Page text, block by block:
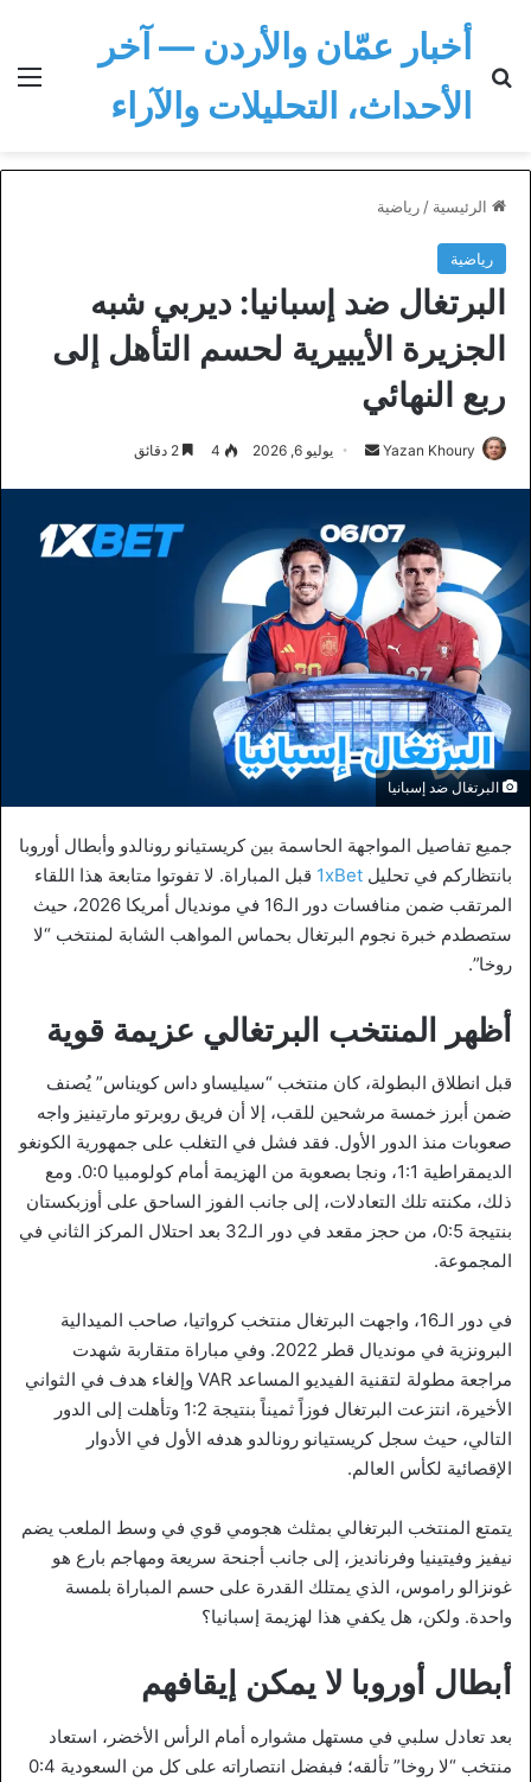
أخبار عمّان والأردن — آخر
الأحداث، التحليلات والآراء
الرئيسية / رياضية
رياضية
البرتغال ضد إسبانيا: ديربي شبه
الجزيرة الأيبيرية لحسم التأهل إلى
ربع النهائي
Yazan Khoury
أرسل يوليو 6, 2026 4
البرتغال ضد إسبانيا
جميع تفاصيل المواجهة الحاسمة بين كريستيانو رونالدو وأبطال أوروبا
بانتظاركم في تحليل 1xBet قبل المباراة. لا تفوتوا متابعة هذا اللقاء
المرتقب ضمن منافسات دور الـ16 في مونديال أمريكا 2026، حيث
ستصطدم خبرة نجوم البرتغال بحماس المواهب الشابة لمنتخب “لا
روخا”.
أظهر المنتخب البرتغالي عزيمة قوية
قبل انطلاق البطولة، كان منتخب “سيليساو داس كويناس” يُصنف
ضمن أبرز خمسة مرشحين للقب، إلا أن فريق روبرتو مارتينيز واجه
صعوبات منذ الدور الأول. فقد فشل في التغلب على جمهورية الكونغو
الديمقراطية 1:1، ونجا بصعوبة من الهزيمة أمام كولومبيا 0:0. ومع
ذلك، مكنته تلك التعادلات، إلى جانب الفوز الساحق على أوزبكستان
بنتيجة 0:5، من حجز مقعد في دور الـ32 بعد احتلال المركز الثاني في
المجموعة.
في دور الـ16، واجهت البرتغال منتخب كرواتيا، صاحب الميدالية
البرونزية في مونديال قطر 2022. وفي مباراة متقاربة شهدت
مراجعة مطولة لتقنية الفيديو المساعد VAR وإلغاء هدف في الثواني
الأخيرة، انتزعت البرتغال فوزاً ثميناً بنتيجة 1:2 وتأهلت إلى الدور
التالي، حيث سجل كريستيانو رونالدو هدفه الأول في الأدوار
الإقصائية لكأس العالم.
يتمتع المنتخب البرتغالي بمثلث هجومي قوي في وسط الملعب يضم
نيفيز وفيتينيا وفرنانديز، إلى جانب أجنحة سريعة ومهاجم بارع هو
غونزالو راموس، الذي يمتلك القدرة على حسم المباراة بلمسة
واحدة. ولكن، هل يكفي هذا لهزيمة إسبانيا؟
أبطال أوروبا لا يمكن إيقافهم
بعد تعادل سلبي في مستهل مشواره أمام الرأس الأخضر، استعاد
منتخب “لا روخا” تألقه؛ فبفضل انتصاراته على كل من السعودية 0:4